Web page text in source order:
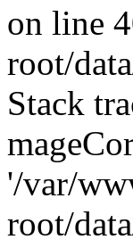
on line
root/
Stack
'/var/
root/